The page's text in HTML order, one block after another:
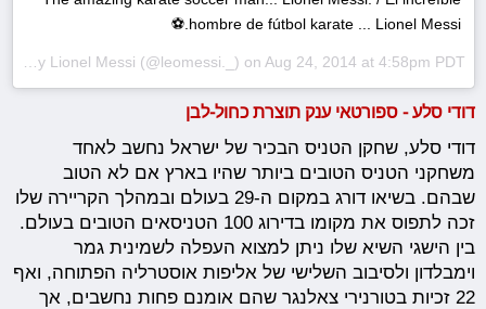
hombre de fútbol karate ... Lionel Messi.⚽️
Aug 24, 2014 at 4:58pm PDT
דודי סלע - ספורטאי ענק תוצרת כחול-לבן
‎דודי סלע, שחקן הטניס הבכיר של ישראל נחשב לאחד
משחקני הטניס הטובים ביותר שהיו בארץ אם לא הטוב
שבהם. בשיאו דורג במקום ה-29 בעולם ובמהלך הקריירה שלו
זכה לתפוס את מקומו בדירוג 100 הטניסאים הטובים בעולם.
בין הישגי השיא שלו ניתן למצוא העפלה לשמינית גמר
וימבלדון ולסיבוב השלישי של אליפות אוסטרליה הפתוחה, ואף
22 זכיות בטורנירי צאלנגר שהם אומנם פחות נחשבים, אך